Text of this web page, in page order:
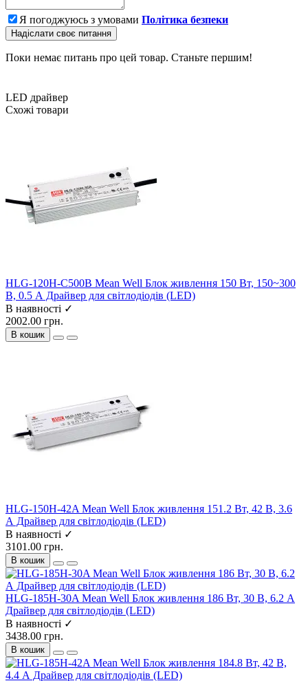
Я погоджуюсь з умовами Політика безпеки
Надіслати своє питання
Поки немає питань про цей товар. Станьте першим!
LED драйвер
Схожі товари
HLG-120H-C500B Mean Well Блок живлення 150 Вт, 150~300
В, 0.5 А Драйвер для світлодіодів (LED)
В наявності ✓
2002.00 грн.
В кошик
HLG-150H-42A Mean Well Блок живлення 151.2 Вт, 42 В, 3.6
А Драйвер для світлодіодів (LED)
В наявності ✓
3101.00 грн.
В кошик
HLG-185H-30A Mean Well Блок живлення 186 Вт, 30 В, 6.2 А
Драйвер для світлодіодів (LED)
В наявності ✓
3438.00 грн.
В кошик